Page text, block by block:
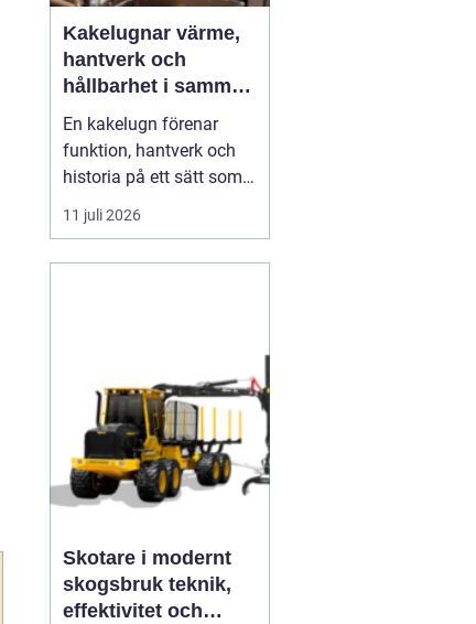
Kakelugnar värme,
hantverk och
hållbarhet i samma
eldstad
En kakelugn förenar
funktion, hantverk och
historia på ett sätt som
få andra
inredningsdetaljer gör.
energikostnader. I en tid
där många söker...
11 juli 2026
Skotare i modernt
skogsbruk teknik,
effektivitet och